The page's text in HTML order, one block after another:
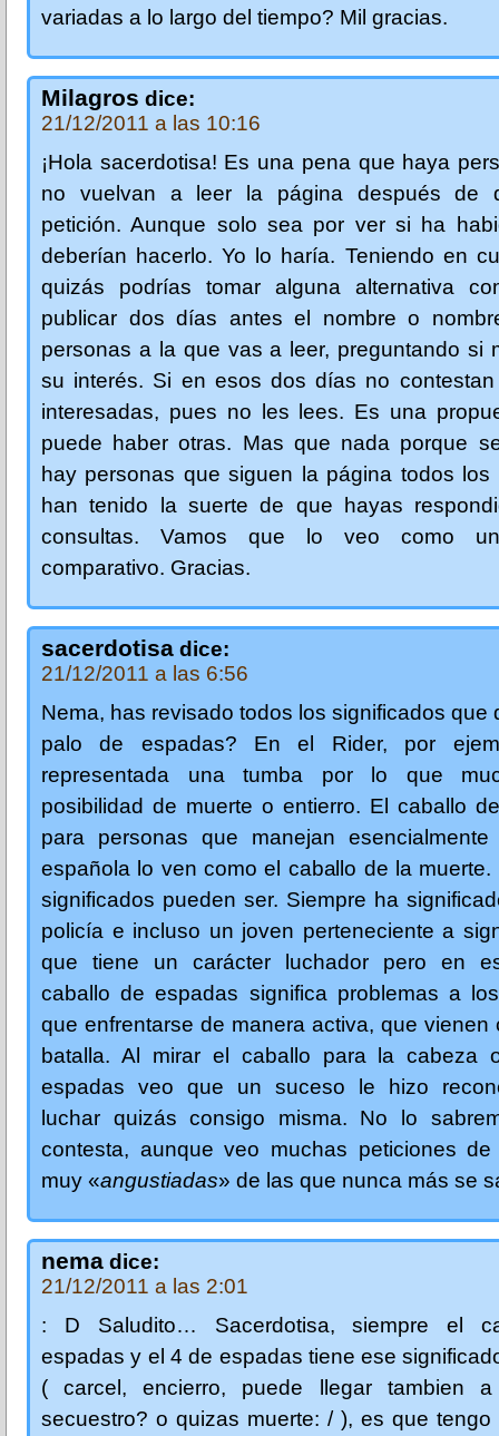
variadas a lo largo del tiempo? Mil gracias.
Milagros dice:
21/12/2011 a las 10:16
¡Hola sacerdotisa! Es una pena que haya
no vuelvan a leer la página después de
petición. Aunque solo sea por ver si ha
deberían hacerlo. Yo lo haría. Teniendo en
quizás podrías tomar alguna alternativa
publicar dos días antes el nombre o
personas a la que vas a leer, preguntando si
su interés. Si en esos dos días no
interesadas, pues no les lees. Es una
puede haber otras. Mas que nada porque
hay personas que siguen la página todos
han tenido la suerte de que hayas
consultas. Vamos que lo veo como
comparativo. Gracias.
sacerdotisa dice:
21/12/2011 a las 6:56
Nema, has revisado todos los significados que
palo de espadas? En el Rider, por
representada una tumba por lo que
posibilidad de muerte o entierro. El caballo
para personas que manejan
española lo ven como el caballo de la muerte.
significados pueden ser. Siempre ha
policía e incluso un joven perteneciente a
que tiene un carácter luchador pero en
caballo de espadas significa problemas a
que enfrentarse de manera activa, que vienen
batalla. Al mirar el caballo para la cabeza
espadas veo que un suceso le hizo
luchar quizás consigo misma. No lo
contesta, aunque veo muchas peticiones de
muy «angustiadas» de las que nunca más se
nema dice:
21/12/2011 a las 2:01
: D Saludito… Sacerdotisa, siempre el
espadas y el 4 de espadas tiene ese
( carcel, encierro, puede llegar tambien a
secuestro? o quizas muerte: / ), es que tengo